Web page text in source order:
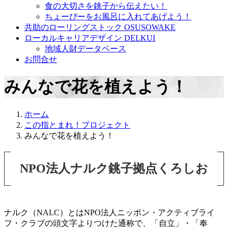
食の大切さを銚子から伝えたい！
ちょーぴーをお風呂に入れてあげよう！
共助のローリングストック OSUSOWAKE
ローカルキャリアデザイン DELKUI
地域人財データベース
お問合せ
みんなで花を植えよう！
ホーム
この指とまれ！プロジェクト
みんなで花を植えよう！
NPO法人ナルク銚子拠点くろしお
ナルク（NALC）とはNPO法人ニッポン・アクティブライ
フ・クラブの頭文字よりつけた通称で、「自立」・「奉